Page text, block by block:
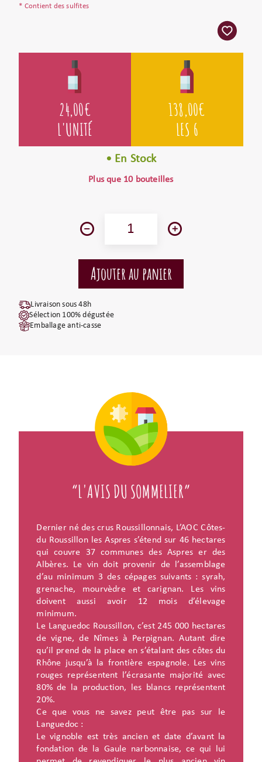
* Contient des sulfites
24,00€
L'UNITÉ
138,00€
LES 6
• En Stock
Plus que 10 bouteilles
Livraison sous 48h
Sélection 100% dégustée
Emballage anti-casse
“L'AVIS DU SOMMELIER”
Dernier né des crus Roussillonnais, L’AOC Côtes-
du Roussillon les Aspres s’étend sur 46 hectares
qui couvre 37 communes des Aspres er des
Albères. Le vin doit provenir de l’assemblage
d’au minimum 3 des cépages suivants : syrah,
grenache, mourvèdre et carignan. Les vins
doivent aussi avoir 12 mois d’élevage
minimum.
Le Languedoc Roussillon, c’est 245 000 hectares
de vigne, de Nîmes à Perpignan. Autant dire
qu’il prend de la place en s’étalant des côtes du
Rhône jusqu’à la frontière espagnole. Les vins
rouges représentent l’écrasante majorité avec
80% de la production, les blancs représentent
20%.
Ce que vous ne savez peut être pas sur le
Languedoc :
Le vignoble est très ancien et date d’avant la
fondation de la Gaule narbonnaise, ce qui lui